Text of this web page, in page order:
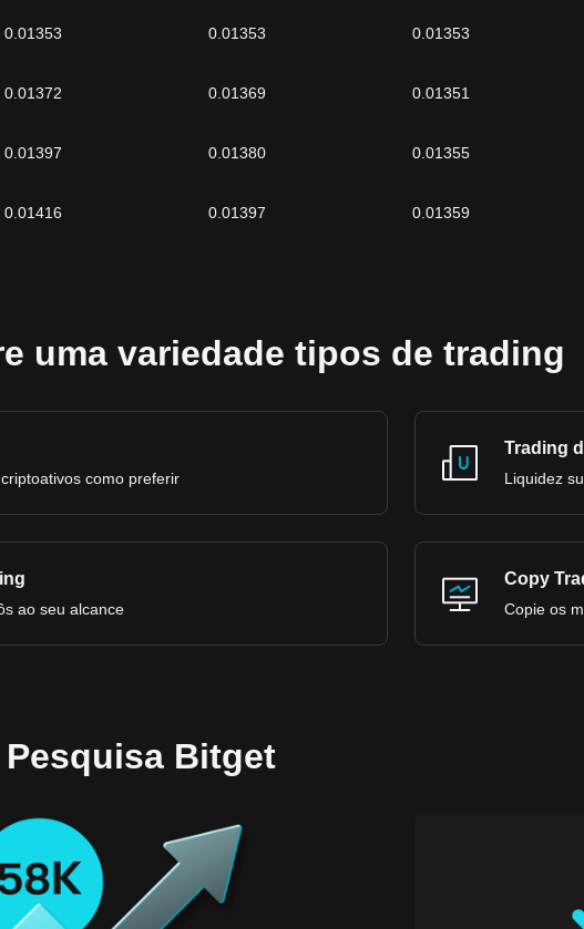
0.01353 0.01353 0.01353
0.01372 0.01369 0.01351
0.01397 0.01380 0.01355
0.01416 0.01397 0.01359
uma variedade tipos de trading
como preferir
Trading
Liquidez
ao seu alcance
Copy
Copie os
Bitget